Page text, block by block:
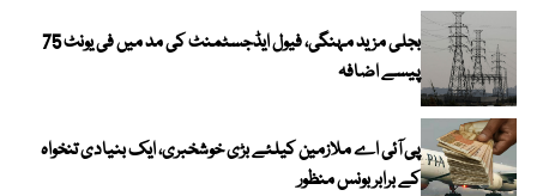
بجلی مزید مہنگی، فیول ایڈجسٹمنٹ کی مد میں فی یونٹ 75
پیسے اضافہ
پی آئی اے ملازمین کیلئے بڑی خوشخبری، ایک بنیادی تنخواہ
کے برابر بونس منظور